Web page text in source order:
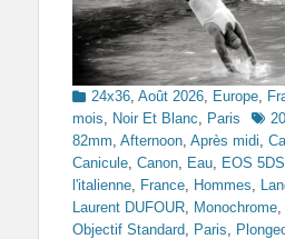
Categories
24x36 Août 2026 Europe
mois
Noir Et Blanc Paris Tags
82mm Afternoon Après midi
Canicule Canon Eau EOS
l'italienne
France Hommes
Laurent DUFOUR
Monochrome
Objectif Standard
Paris